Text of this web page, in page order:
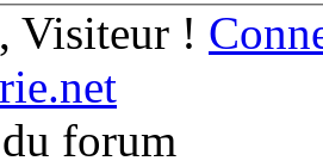
Visiteur !
forum